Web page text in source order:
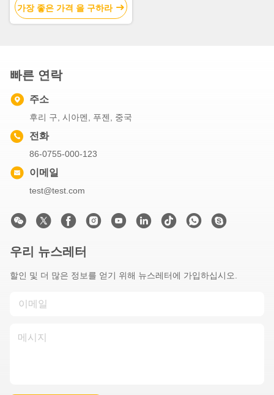
고와
가장 좋은 가격 을 구하라
빠른 연락
주소
후리 구, 시아멘, 푸젠, 중국
전화
86-0755-000-123
이메일
test@test.com
우리 뉴스레터
할인 및 더 많은 정보를 얻기 위해 뉴스레터에 가입하십시오.